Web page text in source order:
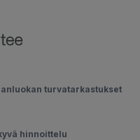
turvatarkastukset
hinnoittelu